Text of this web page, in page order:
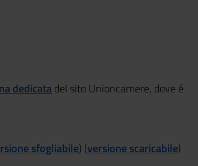
dedicatadel sito Unioncamere, dove é
sfogliabile) (versione scaricabile)